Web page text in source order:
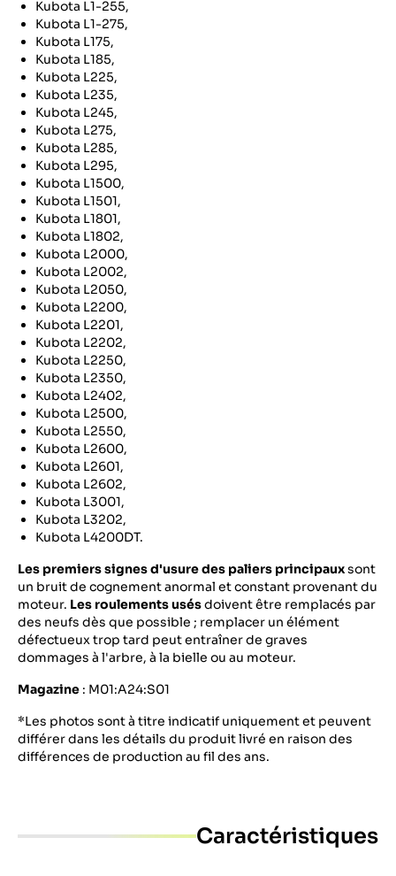
Kubota L1-255,
Kubota L1-275,
Kubota L175,
Kubota L185,
Kubota L225,
Kubota L235,
Kubota L245,
Kubota L275,
Kubota L285,
Kubota L295,
Kubota L1500,
Kubota L1501,
Kubota L1801,
Kubota L1802,
Kubota L2000,
Kubota L2002,
Kubota L2050,
Kubota L2200,
Kubota L2201,
Kubota L2202,
Kubota L2250,
Kubota L2350,
Kubota L2402,
Kubota L2500,
Kubota L2550,
Kubota L2600,
Kubota L2601,
Kubota L2602,
Kubota L3001,
Kubota L3202,
Kubota L4200DT.
Les premiers signes d'usure des paliers principauxsont
un bruit de cognement anormal et constant provenant du
moteur. Les roulements usésdoivent être remplacés par
des neufs dès que possible ; remplacer un élément
défectueux trop tard peut entraîner de graves
dommages à l'arbre, à la bielle ou au moteur.
Magazine : M01:A24:S01
*Les photos sont à titre indicatif uniquement et peuvent
différer dans les détails du produit livré en raison des
différences de production au fil des ans.
Caractéristiques